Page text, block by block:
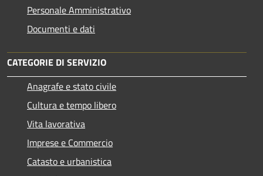
Personale Amministrativo
Documenti e dati
CATEGORIE DI SERVIZIO
Anagrafe e stato civile
Cultura e tempo libero
Vita lavorativa
Imprese e Commercio
Catasto e urbanistica